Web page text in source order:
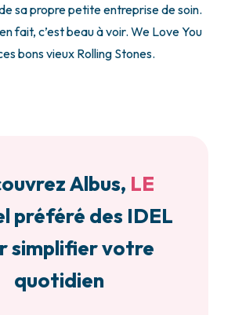
sa propre petite entreprise de soin.
fait, c’est beau à voir. We Love You
bons vieux Rolling Stones.
Albus, LE
préféré des IDEL
simplifier votre
quotidien